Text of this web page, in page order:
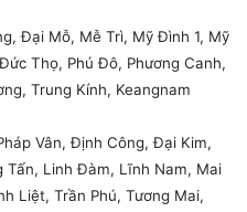
Đại Mỗ, Mễ Trì, Mỹ Đình 1, Mỹ
Thọ, Phú Đô, Phương Canh,
Trung Kính, Keangnam
Vân, Định Công, Đại Kim,
Tấn, Linh Đàm, Lĩnh Nam, Mai
Liệt, Trần Phú, Tương Mai,